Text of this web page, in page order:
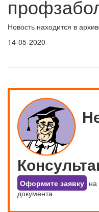
Новость находится в
14-05-2020
Оформите заявку на
документа